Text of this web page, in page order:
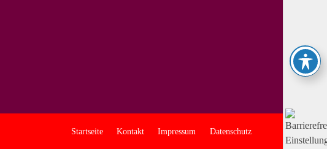
Startseite Kontakt Impressum Datenschutz